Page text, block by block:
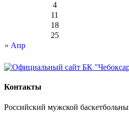
« Апр
4
11
18
25
Контакты
Российский мужской